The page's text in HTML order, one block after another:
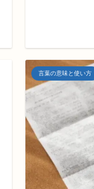
言葉の意味と使い方